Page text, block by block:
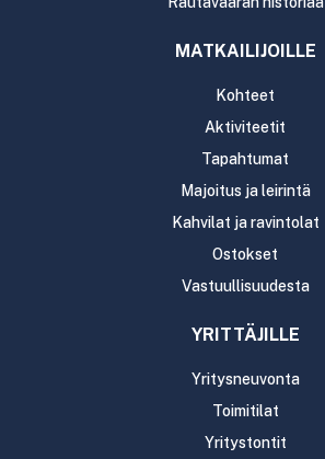
MATKAILIJOILLE
Kohteet
Aktiviteetit
Tapahtumat
Majoitus ja leirintä
Kahvilat ja ravintolat
Ostokset
Vastuullisuudesta
YRITTÄJILLE
Yritysneuvonta
Toimitilat
Yritystontit